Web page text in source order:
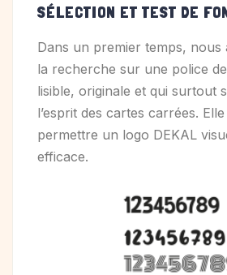
SÉLECTION ET TEST DE
Dans un premier temps, nous
la recherche sur une police
lisible, originale et qui surtout
l’esprit des cartes carrées.
permettre un logo DEKAL
efficace.